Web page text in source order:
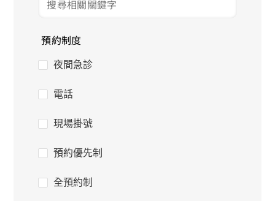
預約制度
夜間急診
電話
現場掛號
預約優先制
全預約制